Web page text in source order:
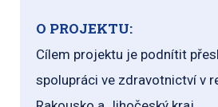
O PROJEKTU:
Cílem projektu je podnítit
spolupráci ve zdravotnictví v